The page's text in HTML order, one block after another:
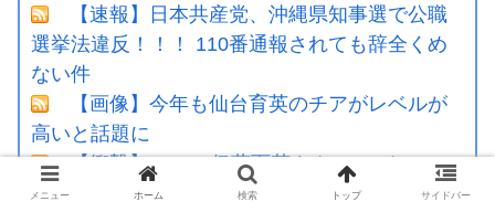
【速報】日本共産党、沖縄県知事選で公職
選挙法違反！！！ 110番通報されても辞全くめ
ない件
【画像】今年も仙台育英のチアがレベルが
高いと話題に
【衝撃】AKB48伊藤百花さん、CMオファー
が殺到！CM女王になるらしい？【いともも】
メニュー ホーム 検索 トップ サイドバー